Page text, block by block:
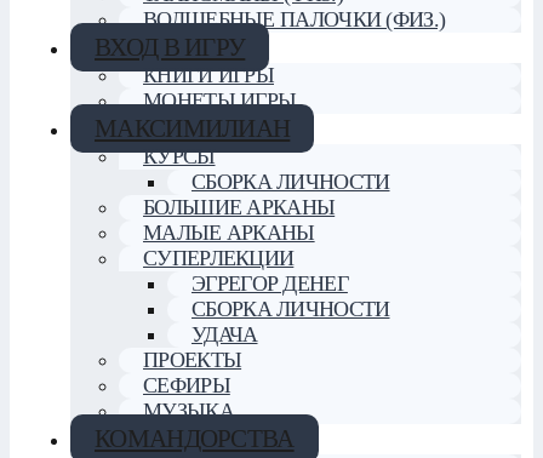
ВОЛШЕБНЫЕ ПАЛОЧКИ (ФИЗ.)
ВХОД В ИГРУ
КНИГИ ИГРЫ
МОНЕТЫ ИГРЫ
МАКСИМИЛИАН
КУРСЫ
СБОРКА ЛИЧНОСТИ
БОЛЬШИЕ АРКАНЫ
МАЛЫЕ АРКАНЫ
СУПЕРЛЕКЦИИ
ЭГРЕГОР ДЕНЕГ
СБОРКА ЛИЧНОСТИ
УДАЧА
ПРОЕКТЫ
СЕФИРЫ
МУЗЫКА
КОМАНДОРСТВА